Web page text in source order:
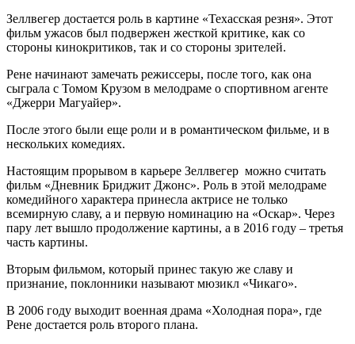
Зеллвегер достается роль в картине «Техасская резня». Этот
фильм ужасов был подвержен жесткой критике, как со
стороны кинокритиков, так и со стороны зрителей.
Рене начинают замечать режиссеры, после того, как она
сыграла с Томом Крузом в мелодраме о спортивном агенте
«Джерри Магуайер».
После этого были еще роли и в романтическом фильме, и в
нескольких комедиях.
Настоящим прорывом в карьере Зеллвегер можно считать
фильм «Дневник Бриджит Джонс». Роль в этой мелодраме
комедийного характера принесла актрисе не только
всемирную славу, а и первую номинацию на «Оскар». Через
пару лет вышло продолжение картины, а в 2016 году – третья
часть картины.
Вторым фильмом, который принес такую же славу и
признание, поклонники называют мюзикл «Чикаго».
В 2006 году выходит военная драма «Холодная пора», где
Рене достается роль второго плана.